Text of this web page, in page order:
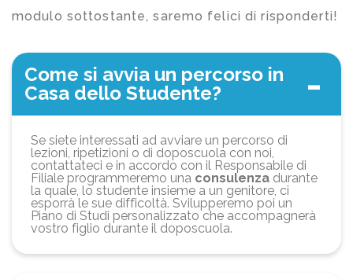
modulo sottostante, saremo felici di risponderti!
Come si avvia un percorso in
Casa dello Studente?
Se siete interessati ad avviare un percorso di
lezioni, ripetizioni o di doposcuola con noi,
contattateci e in accordo con il Responsabile di
Filiale programmeremo una consulenza durante
la quale, lo studente insieme a un genitore, ci
esporrà le sue difficoltà. Svilupperemo poi un
Piano di Studi personalizzato che accompagnerà
vostro figlio durante il doposcuola.